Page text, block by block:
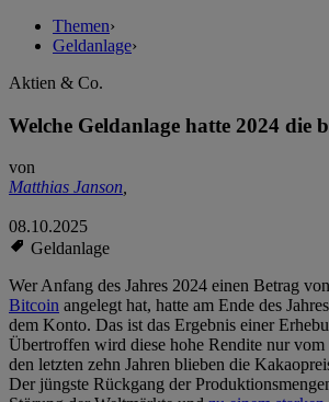
Themen›
Geldanlage›
Aktien & Co.
Welche Geldanlage hatte 2024 die
von
Matthias Janson,
08.10.2025
Geldanlage
Wer Anfang des Jahres 2024 einen Betrag
Bitcoin angelegt hat, hatte am Ende des
dem Konto. Das ist das Ergebnis einer
Übertroffen wird diese hohe Rendite nur
den letzten zehn Jahren blieben die
Der jüngste Rückgang der